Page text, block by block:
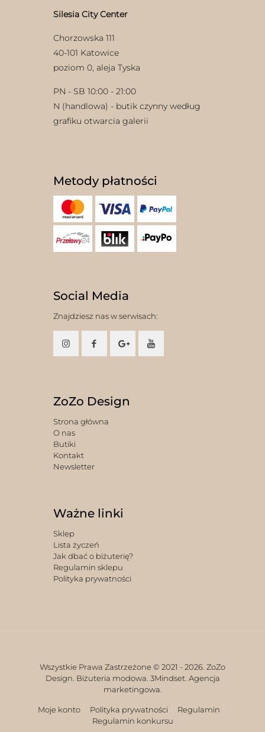
Silesia City Center
Chorzowska 111
40-101 Katowice
poziom 0, aleja Tyska
PN - SB 10:00 - 21:00
N (handlowa) - butik czynny według
grafiku otwarcia galerii
Metody płatności
Social Media
Znajdziesz nas w serwisach:
ZoZo Design
Strona główna
O nas
Butiki
Kontakt
Newsletter
Ważne linki
Sklep
Lista życzeń
Jak dbać o biżuterię?
Regulamin sklepu
Polityka prywatności
Wszystkie Prawa Zastrzeżone © 2021 - 2026. ZoZo
Design. Biżuteria modowa. 3Mindset. Agencja
marketingowa.
Moje konto Polityka prywatności
Regulamin
Regulamin konkursu